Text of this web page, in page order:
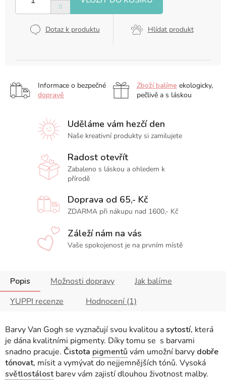
Dotaz k produktu Hlídat produkt
Informace o bezpečné
dopravě
Zboží balíme ekologicky,
pečlivě a s láskou
Uděláme vám hezčí den
Naše kreativní produkty si zamilujete
Radost otevřít
Zabaleno s láskou a ohledem k
přírodě
Doprava od 65,- Kč
ZDARMA při nákupu nad 1600,- Kč
Záleží nám na vás
Vaše spokojenost je na prvním místě
Popis Možnosti dopravy
Jak balíme
YUPPI recenze
Hodnocení (1)
Barvy Van Gogh se vyznačují svou kvalitou asytostí, která
je dána kvalitními pigmenty. Díky tomu se s barvami
snadno pracuje. Čistota pigmentů vám umožní barvy dobře
tónovat, mísit a vymývat do nejjemnějších tónů. Vysoká
světlostálostbarev vám zajistí dlouhou životnost malby.